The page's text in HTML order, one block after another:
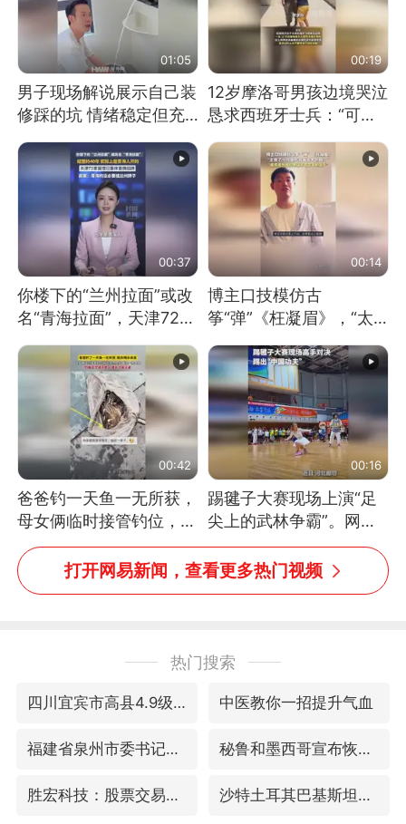
01:05
男子现场解说展示自己装
修踩的坑 情绪稳定但充
计 但每处都有瑕疵 网
友：一开始我没笑 但看
到洗手盆我没绷住
00:19
12岁摩洛哥男孩边境哭泣
恳求西班牙士兵：“可不
00:37
你楼下的“兰州拉面”或改
名“青海拉面”，天津72家
00:14
博主口技模仿古
筝“弹”《枉凝眉》，“太
吗？”“或将成为首位考级
不带古筝的选手。”（来
源：新华每日电讯）
00:42
爸爸钓一天鱼一无所获，
母女俩临时接管钓位，用
玩具鱼竿钓上大鱼
00:16
踢毽子大赛现场上演“足
尖上的武林争霸”。网
友：这哪是踢毽子，分明
是武侠片现场！#睡个好
打开网易新闻，查看更多热门视频
热门搜索
四川宜宾市高县4.9级地震致1人死亡 中医教你一招提升气血
福建省泉州市委书记张毅恭接受纪律审查和监察调查 秘鲁和墨西哥宣布恢复外交关系
胜宏科技：股票交易异常波动 沙特土耳其巴基斯坦签署共同防务协议